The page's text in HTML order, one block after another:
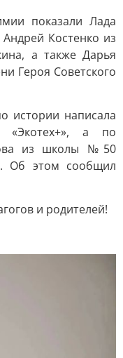
показали Лада
Костенко из
а также Дарья
Героя Советского
истории написала
а по
из школы №50
Об этом сообщил
и родителей!